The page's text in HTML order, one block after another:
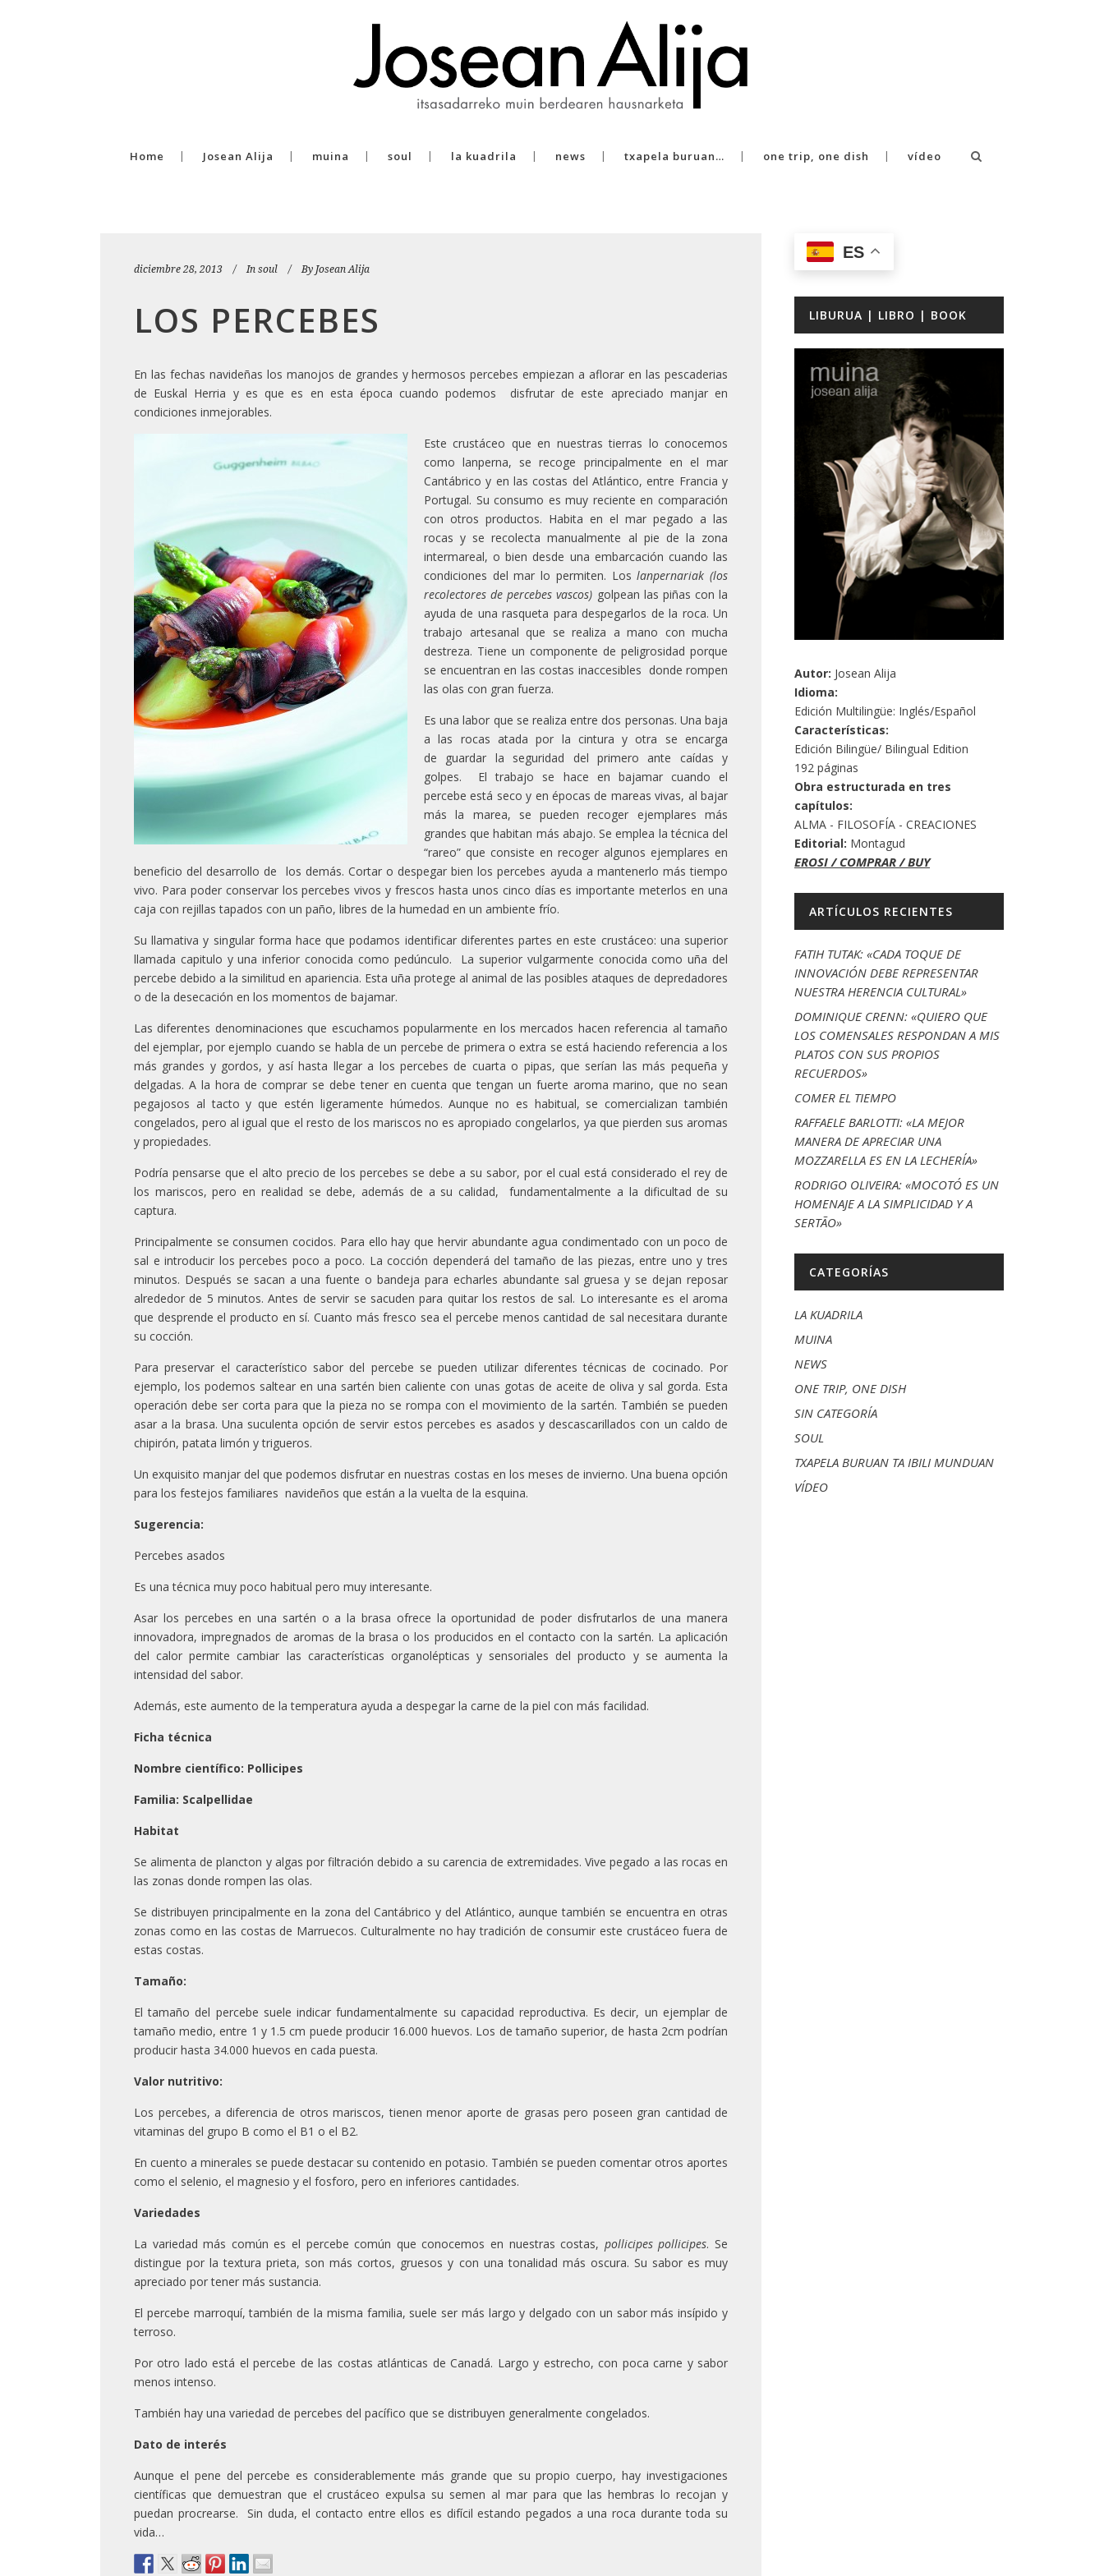
Home Josean Alija muina soul la kuadrila news txapela buruan… one trip, one dish vídeo
diciembre 28, 2013 Insoul By Josean Alija
LOS PERCEBES
En las fechas navideñas los manojos de grandes y hermosos percebes empiezan a aflorar en las pescaderias
de Euskal Herria y es que es en esta época cuando podemos disfrutar de este apreciado manjar en
condiciones inmejorables.
Este crustáceo que en nuestras tierras lo conocemos
como lanperna, se recoge principalmente en el mar
Cantábrico y en las costas del Atlántico, entre Francia y
Portugal. Su consumo es muy reciente en comparación
con otros productos. Habita en el mar pegado a las
rocas y se recolecta manualmente al pie de la zona
intermareal, o bien desde una embarcación cuando las
condiciones del mar lo permiten. Loslanpernariak (los
recolectores de percebes vascos) golpean las piñas con la
ayuda de una rasqueta para despegarlos de la roca. Un
trabajo artesanal que se realiza a mano con mucha
destreza. Tiene un componente de peligrosidad porque
se encuentran en las costas inaccesibles donde rompen
las olas con gran fuerza.
Es una labor que se realiza entre dos personas. Una baja
a las rocas atada por la cintura y otra se encarga
de guardar la seguridad del primero ante caídas y
golpes. El trabajo se hace en bajamar cuando el
percebe está seco y en épocas de mareas vivas, al bajar
más la marea, se pueden recoger ejemplares más
grandes que habitan más abajo. Se emplea la técnica del
“rareo” que consiste en recoger algunos ejemplares en
beneficio del desarrollo de los demás. Cortar o despegar bien los percebes ayuda a mantenerlo más tiempo
vivo. Para poder conservar los percebes vivos y frescos hasta unos cinco días es importante meterlos en una
caja con rejillas tapados con un paño, libres de la humedad en un ambiente frío.
Su llamativa y singular forma hace que podamos identificar diferentes partes en este crustáceo: una superior
llamada capitulo y una inferior conocida como pedúnculo. La superior vulgarmente conocida como uña del
percebe debido a la similitud en apariencia. Esta uña protege al animal de las posibles ataques de depredadores
o de la desecación en los momentos de bajamar.
Las diferentes denominaciones que escuchamos popularmente en los mercados hacen referencia al tamaño
del ejemplar, por ejemplo cuando se habla de un percebe de primera o extra se está haciendo referencia a los
más grandes y gordos, y así hasta llegar a los percebes de cuarta o pipas, que serían las más pequeña y
delgadas. A la hora de comprar se debe tener en cuenta que tengan un fuerte aroma marino, que no sean
pegajosos al tacto y que estén ligeramente húmedos. Aunque no es habitual, se comercializan también
congelados, pero al igual que el resto de los mariscos no es apropiado congelarlos, ya que pierden sus aromas
y propiedades.
Podría pensarse que el alto precio de los percebes se debe a su sabor, por el cual está considerado el rey de
los mariscos, pero en realidad se debe, además de a su calidad, fundamentalmente a la dificultad de su
captura.
Principalmente se consumen cocidos. Para ello hay que hervir abundante agua condimentado con un poco de
sal e introducir los percebes poco a poco. La cocción dependerá del tamaño de las piezas, entre uno y tres
minutos. Después se sacan a una fuente o bandeja para echarles abundante sal gruesa y se dejan reposar
alrededor de 5 minutos. Antes de servir se sacuden para quitar los restos de sal. Lo interesante es el aroma
que desprende el producto en sí. Cuanto más fresco sea el percebe menos cantidad de sal necesitara durante
su cocción.
Para preservar el característico sabor del percebe se pueden utilizar diferentes técnicas de cocinado. Por
ejemplo, los podemos saltear en una sartén bien caliente con unas gotas de aceite de oliva y sal gorda. Esta
operación debe ser corta para que la pieza no se rompa con el movimiento de la sartén. También se pueden
asar a la brasa. Una suculenta opción de servir estos percebes es asados y descascarillados con un caldo de
chipirón, patata limón y trigueros.
Un exquisito manjar del que podemos disfrutar en nuestras costas en los meses de invierno. Una buena opción
para los festejos familiares navideños que están a la vuelta de la esquina.
Sugerencia:
Percebes asados
Es una técnica muy poco habitual pero muy interesante.
Asar los percebes en una sartén o a la brasa ofrece la oportunidad de poder disfrutarlos de una manera
innovadora, impregnados de aromas de la brasa o los producidos en el contacto con la sartén. La aplicación
del calor permite cambiar las características organolépticas y sensoriales del producto y se aumenta la
intensidad del sabor.
Además, este aumento de la temperatura ayuda a despegar la carne de la piel con más facilidad.
Ficha técnica
Nombre científico: Pollicipes
Familia: Scalpellidae
Habitat
Se alimenta de plancton y algas por filtración debido a su carencia de extremidades. Vive pegado a las rocas en
las zonas donde rompen las olas.
Se distribuyen principalmente en la zona del Cantábrico y del Atlántico, aunque también se encuentra en otras
zonas como en las costas de Marruecos. Culturalmente no hay tradición de consumir este crustáceo fuera de
estas costas.
Tamaño:
El tamaño del percebe suele indicar fundamentalmente su capacidad reproductiva. Es decir, un ejemplar de
tamaño medio, entre 1 y 1.5 cm puede producir 16.000 huevos. Los de tamaño superior, de hasta 2cm podrían
producir hasta 34.000 huevos en cada puesta.
Valor nutritivo:
Los percebes, a diferencia de otros mariscos, tienen menor aporte de grasas pero poseen gran cantidad de
vitaminas del grupo B como el B1 o el B2.
En cuento a minerales se puede destacar su contenido en potasio. También se pueden comentar otros aportes
como el selenio, el magnesio y el fosforo, pero en inferiores cantidades.
Variedades
La variedad más común es el percebe común que conocemos en nuestras costas, pollicipes pollicipes. Se
distingue por la textura prieta, son más cortos, gruesos y con una tonalidad más oscura. Su sabor es muy
apreciado por tener más sustancia.
El percebe marroquí, también de la misma familia, suele ser más largo y delgado con un sabor más insípido y
terroso.
Por otro lado está el percebe de las costas atlánticas de Canadá. Largo y estrecho, con poca carne y sabor
menos intenso.
También hay una variedad de percebes del pacífico que se distribuyen generalmente congelados.
Dato de interés
Aunque el pene del percebe es considerablemente más grande que su propio cuerpo, hay investigaciones
científicas que demuestran que el crustáceo expulsa su semen al mar para que las hembras lo recojan y
puedan procrearse. Sin duda, el contacto entre ellos es difícil estando pegados a una roca durante toda su
vida…
ES
LIBURUA | LIBRO | BOOK
Autor: Josean Alija
Idioma:
Edición Multilingüe: Inglés/Español
Características:
Edición Bilingüe/ Bilingual Edition
192 páginas
Obra estructurada en tres
capítulos:
ALMA - FILOSOFÍA - CREACIONES
Editorial: Montagud
EROSI / COMPRAR / BUY
ARTÍCULOS RECIENTES
FATIH TUTAK: «CADA TOQUE DE
INNOVACIÓN DEBE REPRESENTAR
NUESTRA HERENCIA CULTURAL»
DOMINIQUE CRENN: «QUIERO QUE
LOS COMENSALES RESPONDAN A MIS
PLATOS CON SUS PROPIOS
RECUERDOS»
COMER EL TIEMPO
RAFFAELE BARLOTTI: «LA MEJOR
MANERA DE APRECIAR UNA
MOZZARELLA ES EN LA LECHERÍA»
RODRIGO OLIVEIRA: «MOCOTÓ ES UN
HOMENAJE A LA SIMPLICIDAD Y A
SERTÃO»
CATEGORÍAS
LA KUADRILA
MUINA
NEWS
ONE TRIP, ONE DISH
SIN CATEGORÍA
SOUL
TXAPELA BURUAN TA IBILI MUNDUAN
VÍDEO